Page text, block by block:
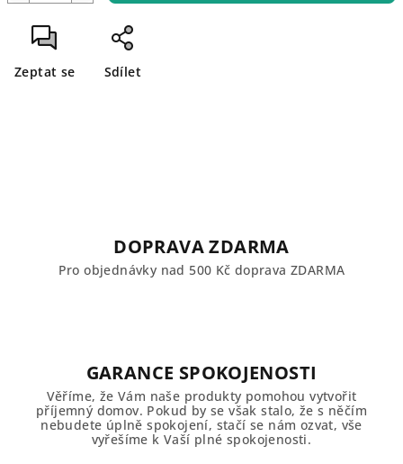
Zeptat se Sdílet
DOPRAVA ZDARMA
Pro objednávky nad 500 Kč doprava ZDARMA
GARANCE SPOKOJENOSTI
Věříme, že Vám naše produkty pomohou vytvořit
příjemný domov. Pokud by se však stalo, že s něčím
nebudete úplně spokojení, stačí se nám ozvat, vše
vyřešíme k Vaší plné spokojenosti.